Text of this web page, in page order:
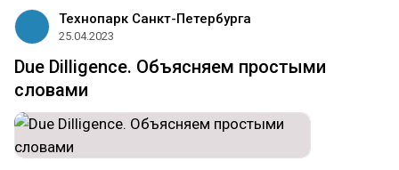
Технопарк Санкт-Петербурга
25.04.2023
Due Dilligence. Объясняем простыми
словами